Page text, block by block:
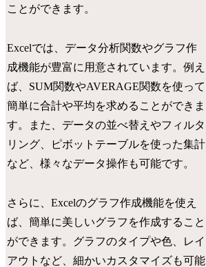
ことができます。
Excelでは、データ分析関数やグラフ作
成機能が豊富に用意されています。例え
ば、SUM関数やAVERAGE関数を使って
簡単に合計や平均を求めることができま
す。また、データの並べ替えやフィルタ
リング、ピボットテーブルを使った集計
など、様々なデータ操作も可能です。
さらに、Excelのグラフ作成機能を使え
ば、簡単に美しいグラフを作成すること
ができます。グラフのタイプや色、レイ
アウトなど、細かいカスタマイズも可能